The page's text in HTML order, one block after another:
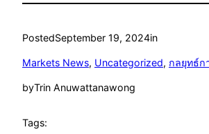
PostedSeptember 19, 2024in
Markets News, Uncategorized, กลยุทธ์ก
byTrin Anuwattanawong
Tags: